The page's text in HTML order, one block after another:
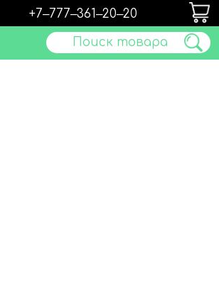
Поиск товара
+7‒777‒361‒20‒20